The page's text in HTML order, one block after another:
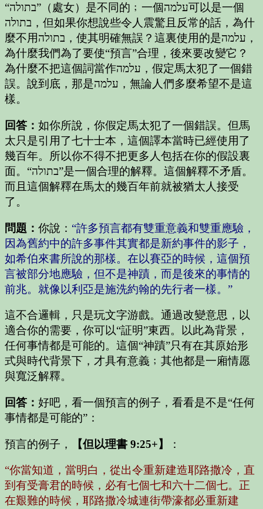
“בתולה”（處女）是不同的﹔一個עלמה可以是一個
בתולה，但如果你想說些令人震驚且反常的話，為什
麼不用בתולה，使其明確無誤？這裏使用的是עלמה，
為什麼我們為了要使“預言”合理，後來要改變它？
為什麼不把這個詞當作עלמה，假定馬太犯了一個錯
誤。說到底，那是עלמה，無論人們多麼希望不是這
樣。
回答： 如你所說，你假定馬太犯了一個錯誤。但馬
太只是引用了七十士本，這個譯本當時已經使用了
幾百年。所以你不得不把更多人包括在你的假設裏
面。“בתולה”是一個合理的解釋。這個解釋不矛盾。
而且這個解釋在馬太的幾百年前就被猶太人接受
了。
問題： 你說： “許多預言都有雙重意義和雙重應驗，
因為舊約中的許多事件其實都是新約事件的影子，
如希伯來書所說的那樣。在以賽亞的時候，這個預
言被部分地應驗，但不是神蹟，而是後來的事情的
前兆。就像以利亞是施洗約翰的先行者一樣。”
這不合邏輯，只是玩文字游戲。通過改變意思，以
適合你的需要，你可以“証明”東西。以此為背景，
任何事情都是可能的。這個“神蹟”只有在其原始形
式與時代背景下，才具有意義﹔其他都是一廂情愿
與寬泛解釋。
回答： 好吧，看一個預言的例子，看看是不是“任何
事情都是可能的”：
預言的例子， 【但以理書 9:25+】 ：
“你當知道，當明白，從出令重新建造耶路撒冷，直
到有受膏君的時候，必有七個七和六十二個七。正
在艱難的時候，耶路撒冷城連街帶濠都必重新建